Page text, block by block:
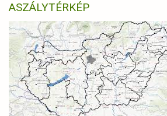
ASZÁLYTÉRKÉP